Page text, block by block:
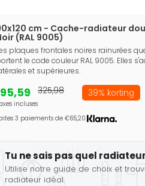
cm - Cache-radiateur
(RAL 9005)
plaques frontales noires rainurées
le code couleur RAL 9005. Elles
et supérieures.
incluses
325,98 39% korting
3 paiements de €65,20.
Tu ne sais pas quel
Utilise notre guide de choix et
radiateur idéal.